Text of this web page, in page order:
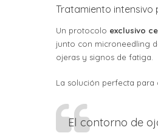
Tratamiento intensivo
Un protocolo exclusivo
junto con microneedling
ojeras y signos de fatiga.
La solución perfecta
El contorno de